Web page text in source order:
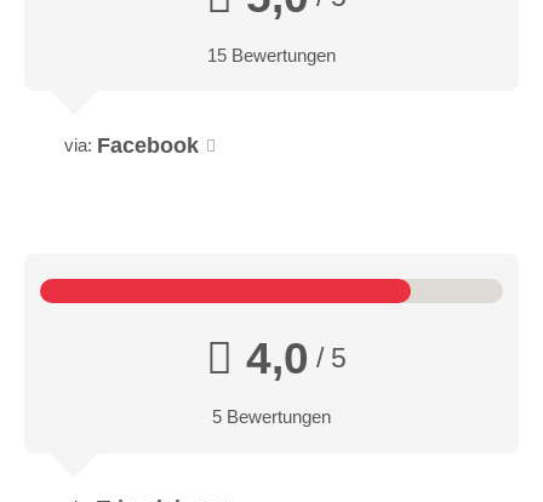
15 Bewertungen
via: Facebook
4,0 / 5
5 Bewertungen